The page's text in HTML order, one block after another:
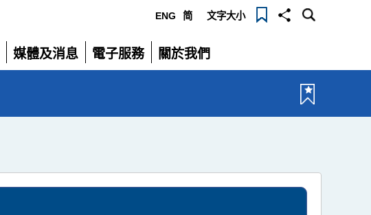
ENG 简 文字大小
媒體及消息
展
電子服務
展
關於我們
展